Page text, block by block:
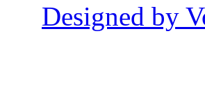
Designed by